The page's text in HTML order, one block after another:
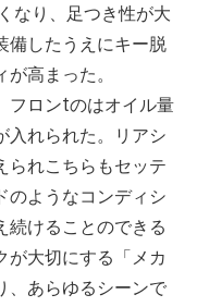
なり、足つき性が大
備したうえにキー脱
高まった。
フロンtのはオイル量
入れられた。リアシ
られこちらもセッテ
のようなコンディシ
続けることのできる
が大切にする「メカ
、あらゆるシーンで